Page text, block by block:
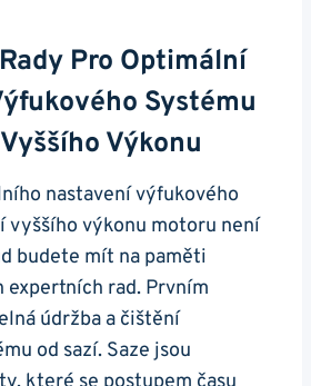
Pro⁢ Optimální
Systému
Výkonu
nastavení výfukového
vyššího výkonu motoru není
budete ⁤mít na paměti
rad. Prvním
‌údržba ‌a čištění
od⁤ sazí. Saze jsou